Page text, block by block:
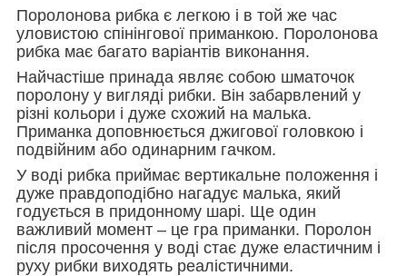
Поролонова рибка є легкою і в той же час
уловистою спінінгової приманкою. Поролонова
рибка має багато варіантів виконання.
Найчастіше принада являє собою шматочок
поролону у вигляді рибки. Він забарвлений у
різні кольори і дуже схожий на малька.
Приманка доповнюється джигової головкою і
подвійним або одинарним гачком.
У воді рибка приймає вертикальне положення і
дуже правдоподібно нагадує малька, який
годується в придонному шарі. Ще один
важливий момент – це гра приманки. Поролон
після просочення у воді стає дуже еластичним і
руху рибки виходять реалістичними.